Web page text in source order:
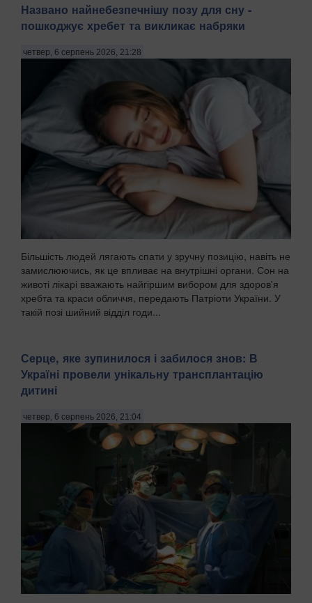
Названо найнебезпечнішу позу для сну -
пошкоджує хребет та викликає набряки
четвер, 6 серпень 2026, 21:28
Більшість людей лягають спати у зручну позицію, навіть не
замислюючись, як це впливає на внутрішні органи. Сон на
животі лікарі вважають найгіршим вибором для здоров'я
хребта та краси обличчя, передають Патріоти України. У
такій позі шийний відділ годи...
Серце, яке зупинилося і забилося знов: В
Україні провели унікальну трансплантацію
дитині
четвер, 6 серпень 2026, 21:04